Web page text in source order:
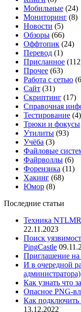
Мобильные (24)
Мониторинг (8)
Новости (5)
Обзоры (66)
Оффтопик (24)
Перевод (1)
Присланное
Прочее (63)
Работа с сетью
Сайт (31)
Скриптинг (17)
Справочная
Тестирование (4)
Трюки и фокусы
Утилиты (93)
Учёба (3)
Файловые
Файрволлы (6)
Форензика (11)
Хакинг (68)
Юмор (8)
Последние статьи
Техника
22.11.2023
Поиск
PingCastle
Приглашение
И в очередной
администратора)
Как узнать что
Опасное PNG-
Как подключить
13.12.2022